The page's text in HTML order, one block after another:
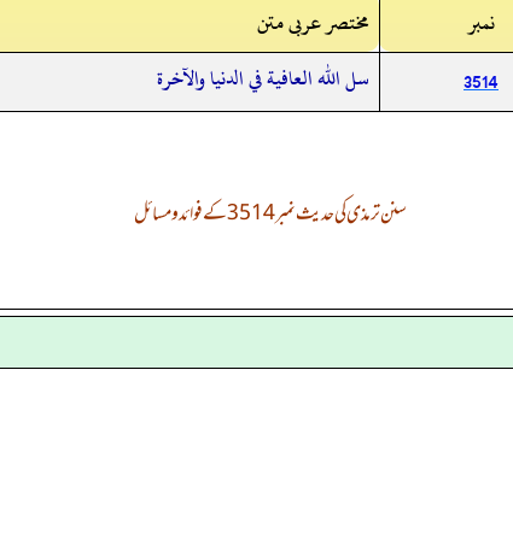
نمبر
مختصر عربی متن
3514 سل الله العافية في الدنيا والآخرة
سنن ترمذی کی حدیث نمبر 3514 کے فوائد و مسائل